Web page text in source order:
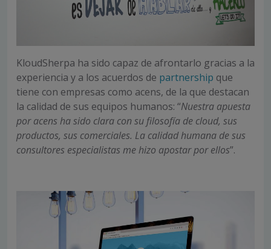
KloudSherpa ha sido capaz de afrontarlo gracias a la
experiencia y a los acuerdos de partnership que
tiene con empresas como acens, de la que destacan
la calidad de sus equipos humanos: “Nuestra apuesta
por acens ha sido clara con su filosofía de cloud, sus
productos, sus comerciales. La calidad humana de sus
consultores especialistas me hizo apostar por ellos”.